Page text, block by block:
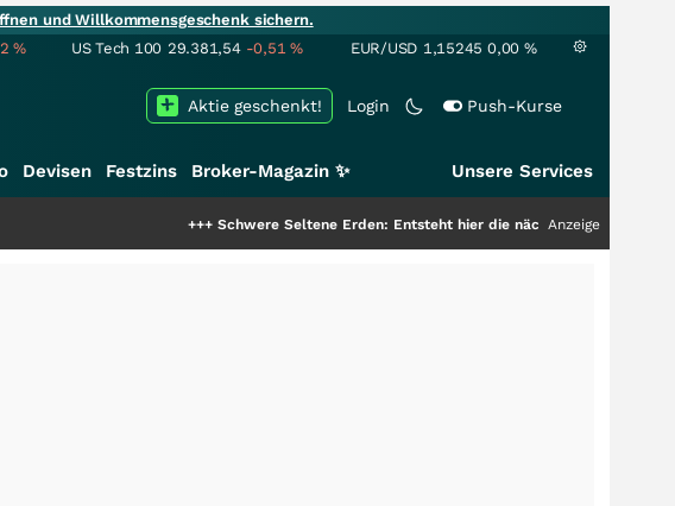
und Willkommensgeschenk sichern.
% US Tech 100 29.381,54 -0,51% EUR/USD 1,15245 0,00 %
Login Push-Kurse
Aktie geschenkt!
Devisen Festzins Broker-Magazin ✨ Unsere Services
Schwere Seltene Erden: Entsteht hier die nächste Milliardenstory?+++
Anzeige